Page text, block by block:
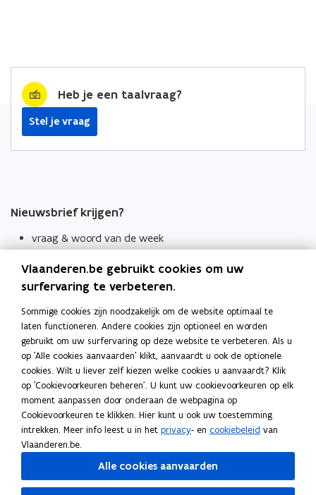
Heb je een taalvraag?
Stel je vraag
Nieuwsbrief krijgen?
vraag & woord van de week
Schrijf je in
Thema's
Taaladviezen
Spellingregels
Tips voor duidelijke taal
Bekijk ook
Spellingtests
Boek- en webwijzer
Vlaanderen.be gebruikt cookies om uw
surfervaring te verbeteren.
Sommige cookies zijn noodzakelijk om de website optimaal te
laten functioneren. Andere cookies zijn optioneel en worden
gebruikt om uw surfervaring op deze website te verbeteren. Als u
op 'Alle cookies aanvaarden' klikt, aanvaardt u ook de optionele
cookies. Wilt u liever zelf kiezen welke cookies u aanvaardt? Klik
op 'Cookievoorkeuren beheren'. U kunt uw cookievoorkeuren op elk
moment aanpassen door onderaan de webpagina op
Cookievoorkeuren te klikken. Hier kunt u ook uw toestemming
intrekken. Meer info leest u in het privacy- en cookiebeleid van
Vlaanderen.be.
Alle cookies aanvaarden